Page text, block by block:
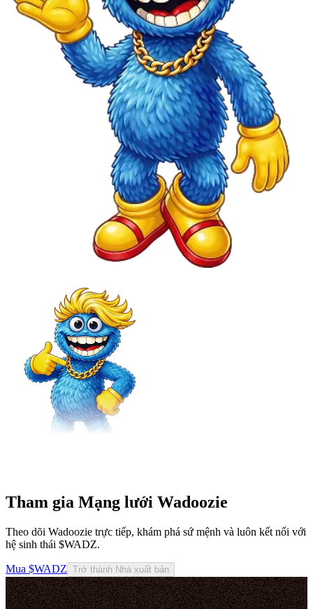
Tham gia Mạng lưới Wadoozie
Theo dõi Wadoozie trực tiếp, khám phá sứ mệnh và luôn kết nối với
hệ sinh thái $WADZ.
Mua $WADZ Trở thành Nhà xuất bản